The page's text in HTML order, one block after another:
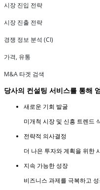
시장 진입 전략
시장 진출 전략
경쟁 정보 분석 (CI)
가격, 유통
M&A 타겟 검색
당사의 컨설팅 서비스를 통해
새로운 기회 발굴
미개척 시장 및 신흥 트렌드
전략적 의사결정
더 나은 투자와 계획을 위한
지속 가능한 성장
비즈니스 과제를 극복하고